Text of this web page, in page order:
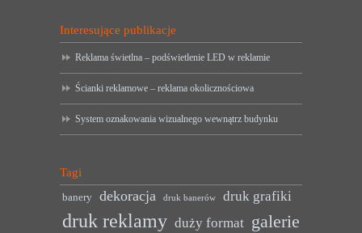
Interesujące publikacje
Reklama świetlna – podświetlenie LED w reklamie
Ścianki reklamowe – reklama okolicznościowa
System oznakowania wizualnego wewnątrz budynku
Tagi
banery dekoracja druk banerów druk grafiki
druk reklamy duży format galerie